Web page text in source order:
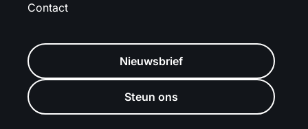
Contact
Nieuwsbrief
Steun ons